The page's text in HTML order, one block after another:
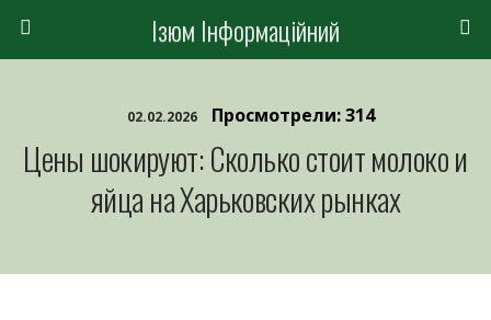
Ізюм Інформаційний
02.02.2026 Просмотрели: 314
Цены шокируют: Сколько стоит молоко и
яйца на Харьковских рынках